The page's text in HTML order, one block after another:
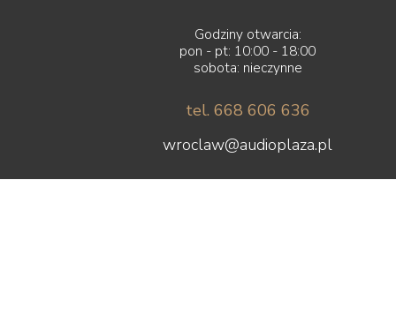
Godziny otwarcia:
pon - pt: 10:00 - 18:00
sobota: nieczynne
tel. 668 606 636
wroclaw@audioplaza.pl